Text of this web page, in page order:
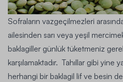
Sofraların vazgeçilmezleri
ailesinden sarı veya yeşil
baklagiller günlük tüketmeniz
karşılamaktadır. Tahıllar gibi yine
herhangi bir baklagil lif ve besin